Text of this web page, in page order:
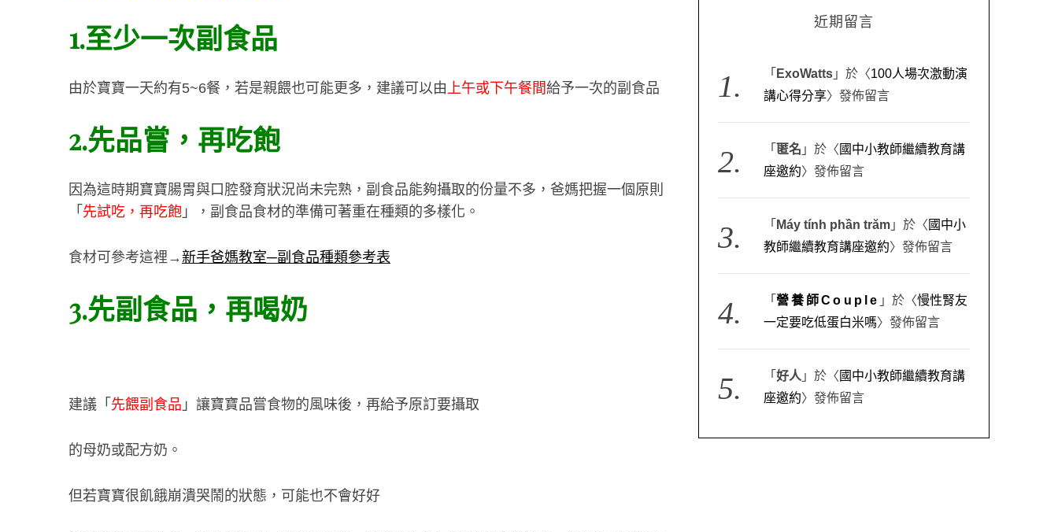
1.至少一次副食品
由於寶寶一天約有5~6餐，若是親餵也可能更多， 建議可以由 上午或下午餐間給予一次的副食品
2.先品嘗，再吃飽
因為這時期寶寶腸胃與口腔發育狀況尚未完熟， 副食品能夠攝取的份量不多， 爸媽把握一個原則
「 先試吃，再吃飽 」， 副食品食材的準備可著重在種類的多樣化。
食材可參考這裡→新手爸媽教室─副食品種類參考表
3.先副食品，再喝奶
建議「 先餵副食品 」讓寶寶品嘗食物的風味後， 再給予原訂要攝取
的母奶或配方奶。
但若寶寶很飢餓崩潰哭鬧的狀態， 可能也不會好好
近期留言
「 ExoWatts」於〈100人場次激動演
講心得分享〉發佈留言
「 匿名 」於〈 國中小教師繼續教育講
座邀約〉發佈留言
「 Máy tính phần trăm」於〈 國中小
教師繼續教育講座邀約〉發佈留言
「 營養師Couple 」於〈慢性腎友
一定要吃低蛋白米嗎〉發佈留言
「 好人 」於〈 國中小教師繼續教育講
座邀約〉發佈留言
h
o
r